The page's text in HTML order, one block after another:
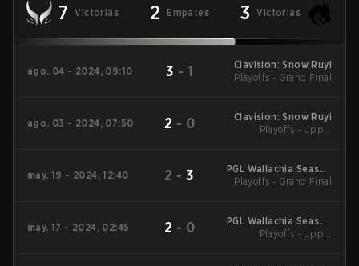
7 Victorias 2 Empates 3 Victorias
ago. 04 - 2024, 09:10 3 - 1
Clavision: Snow Ruyi
Playoffs - Grand Final
ago. 03 - 2024, 07:50 2 - 0
Clavision: Snow Ruyi
Playoffs - Upper
may. 19 - 2024, 12:40 2 -3
PGL Wallachia Season
1 Main Tournament
Playoffs - Grand Final
may. 17 - 2024, 02:45 2 - 0
PGL Wallachia Season
1 Main Tournament
Playoffs - Upper